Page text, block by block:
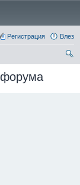
Влез
Регистрация